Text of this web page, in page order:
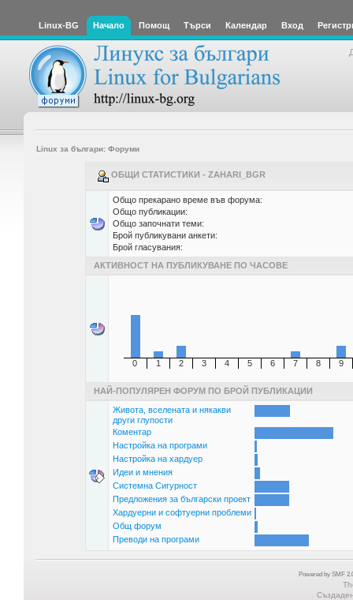
Linux-BG Начало Помощ Търси Календар Вход
Linux за българи: Форуми
ОБЩИ СТАТИСТИКИ - ZAHARI_BGR
Общо прекарано време във форума:
Общо публикации:
Общо започнати теми:
Брой публикувани анкети:
Брой гласувания:
АКТИВНОСТ НА ПУБЛИКУВАНЕ ПО ЧАСОВЕ
0 1 2 3 4 5 6 7 8 9
НАЙ-ПОПУЛЯРЕН ФОРУМ ПО БРОЙ ПУБЛИКАЦИИ
Живота, вселената и някакви
други глупости
Коментар
Настройка на програми
Настройка на хардуер
Идеи и мнения
Системна Сигурност
Предложения за български проект
Хардуерни и софтуерни проблеми
Общ форум
Преводи на програми
Powered by SMF